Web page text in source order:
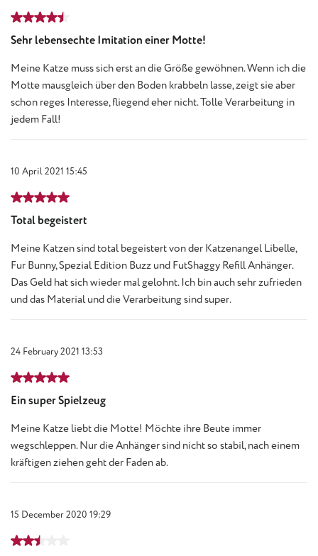
Review with rating of 4.5 out of 5 stars
Sehr lebensechte Imitation einer Motte!
Meine Katze muss sich erst an die Größe gewöhnen. Wenn ich die
Motte mausgleich über den Boden krabbeln lasse, zeigt sie aber
schon reges Interesse, fliegend eher nicht. Tolle Verarbeitung in
jedem Fall!
10 April 2021 15:45
Review with rating of 5 out of 5 stars
Total begeistert
Meine Katzen sind total begeistert von der Katzenangel Libelle,
Fur Bunny, Spezial Edition Buzz und FutShaggy Refill Anhänger.
Das Geld hat sich wieder mal gelohnt. Ich bin auch sehr zufrieden
und das Material und die Verarbeitung sind super.
24 February 2021 13:53
Review with rating of 5 out of 5 stars
Ein super Spielzeug
Meine Katze liebt die Motte! Möchte ihre Beute immer
wegschleppen. Nur die Anhänger sind nicht so stabil, nach einem
kräftigen ziehen geht der Faden ab.
15 December 2020 19:29
Review with rating of 2.5 out of 5 stars